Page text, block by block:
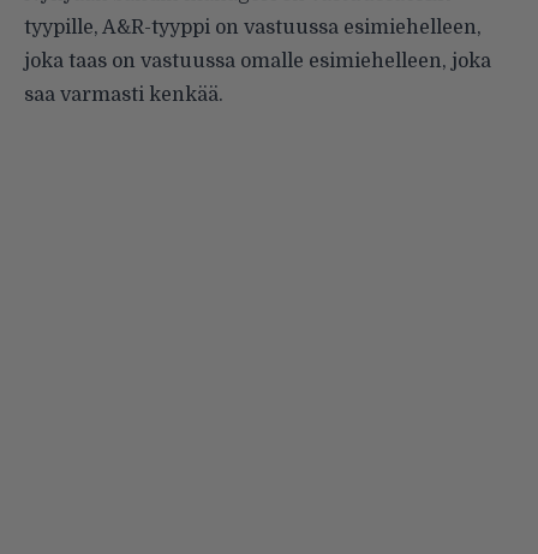
tyypille, A&R-tyyppi on vastuussa esimiehelleen,
joka taas on vastuussa omalle esimiehelleen, joka
saa varmasti kenkää.